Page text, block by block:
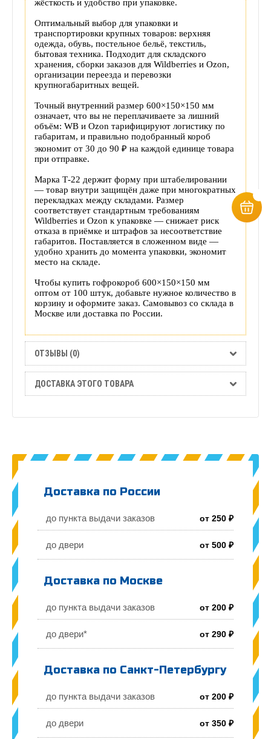
жёсткость и удобство при упаковке.
Оптимальный выбор для упаковки и
транспортировки крупных товаров: верхняя
одежда, обувь, постельное бельё, текстиль,
бытовая техника. Подходит для складского
хранения, сборки заказов для Wildberries и Ozon,
организации переезда и перевозки
крупногабаритных вещей.
Точный внутренний размер 600×150×150 мм
означает, что вы не переплачиваете за лишний
объём: WB и Ozon тарифицируют логистику по
габаритам, и правильно подобранный короб
экономит от 30 до 90 ₽ на каждой единице товара
при отправке.
Марка Т-22 держит форму при штабелировании
— товар внутри защищён даже при многократных
перекладках между складами. Размер
соответствует стандартным требованиям
Wildberries и Ozon к упаковке — снижает риск
отказа в приёмке и штрафов за несоответствие
габаритов. Поставляется в сложенном виде —
удобно хранить до момента упаковки, экономит
место на складе.
Чтобы купить гофрокороб 600×150×150 мм
оптом от 100 штук, добавьте нужное количество в
корзину и оформите заказ. Самовывоз со склада в
Москве или доставка по России.
ОТЗЫВЫ (0)
ДОСТАВКА ЭТОГО ТОВАРА
Доставка по России
до пункта выдачи заказов от 250 ₽
до двери от 500 ₽
Доставка по Москве
до пункта выдачи заказов от 200 ₽
до двери* от 290 ₽
Доставка по Санкт-Петербургу
до пункта выдачи заказов от 200 ₽
до двери от 350 ₽